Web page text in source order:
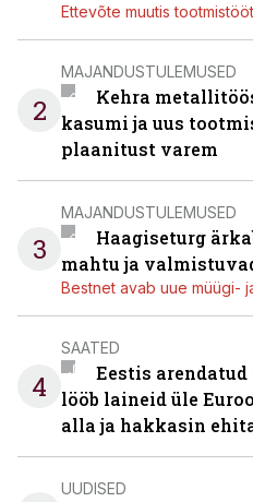
Ettevõte muutis
2
MAJANDUSTULEMUSED
Kehra
kasumi ja uus
plaanitust varem
3
MAJANDUSTULEMUSED
Haagiseturg
mahtu ja
Bestnet avab uue müügi-
4
SAATED
Eestis
lööb laineid üle
alla ja hakkasin
UUDISED